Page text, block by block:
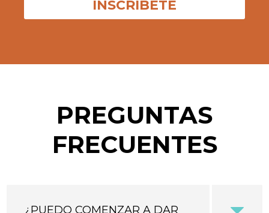
PREGUNTAS
FRECUENTES
¿PUEDO COMENZAR A DAR